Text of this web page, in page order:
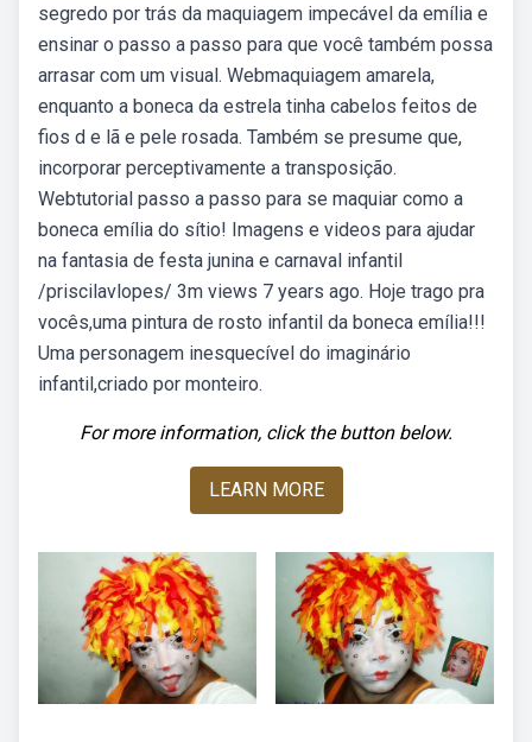
segredo por trás da maquiagem impecável da emília e
ensinar o passo a passo para que você também possa
arrasar com um visual. Webmaquiagem amarela,
enquanto a boneca da estrela tinha cabelos feitos de
fios d e lã e pele rosada. Também se presume que,
incorporar perceptivamente a transposição.
Webtutorial passo a passo para se maquiar como a
boneca emília do sítio! Imagens e videos para ajudar
na fantasia de festa junina e carnaval infantil
/priscilavlopes/ 3m views 7 years ago. Hoje trago pra
vocês,uma pintura de rosto infantil da boneca emília!!!
Uma personagem inesquecível do imaginário
infantil,criado por monteiro.
For more information, click the button below.
LEARN MORE